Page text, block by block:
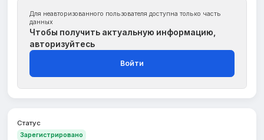
Для неавторизованного пользователя доступна только часть
данных
Чтобы получить актуальную информацию,
авторизуйтесь
Войти
Статус
Зарегистрировано